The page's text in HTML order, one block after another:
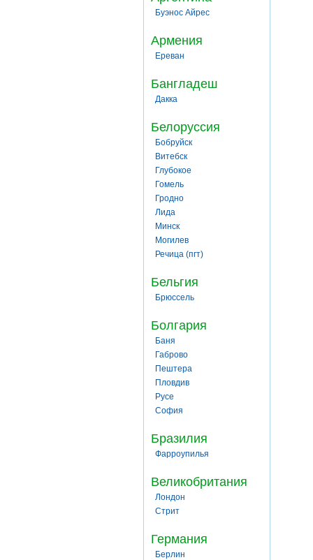
Буэнос Айрес
Армения
Ереван
Бангладеш
Дакка
Белоруссия
Бобруйск
Витебск
Глубокое
Гомель
Гродно
Лида
Минск
Могилев
Речица (пгт)
Бельгия
Брюссель
Болгария
Баня
Габрово
Пештера
Пловдив
Русе
София
Бразилия
Фарроупилья
Великобритания
Лондон
Стрит
Германия
Берлин